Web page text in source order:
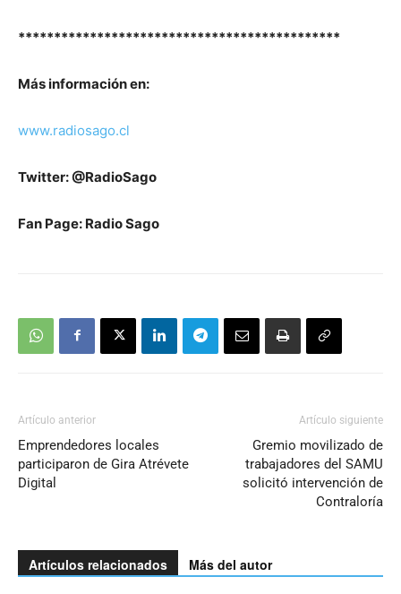
*********************************************
Más información en:
www.radiosago.cl
Twitter: @RadioSago
Fan Page: Radio Sago
Artículo anterior
Emprendedores locales
participaron de Gira Atrévete
Digital
Artículo siguiente
Gremio movilizado de
trabajadores del SAMU
solicitó intervención de
Contraloría
Artículos relacionados Más del autor